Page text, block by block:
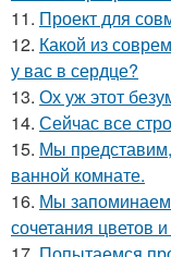
11. Проект для
12. Какой из
у вас в сердце?
13. Ох уж этот
14. Сейчас все
15. Мы
ванной комнате.
16. Мы
сочетания цветов